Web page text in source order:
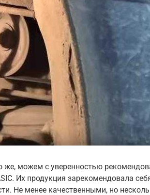
же, можем с уверенностью
Их продукция зарекомендовала
Не менее качественными, но